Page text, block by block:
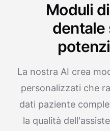
Moduli
dentale
La nostra AI crea
personalizzati che
dati paziente
la qualità